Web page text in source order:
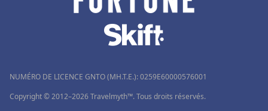
NUMÉRO DE LICENCE GNTO (MH.T.E.): 0259Ε60000576001
Copyright © 2012–2026 Travelmyth™. Tous droits réservés.